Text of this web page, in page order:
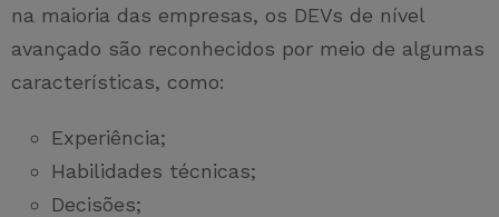
na maioria das empresas, os DEVs de nível
avançado são reconhecidos por meio de algumas
características, como:
Experiência;
Habilidades técnicas;
Decisões;